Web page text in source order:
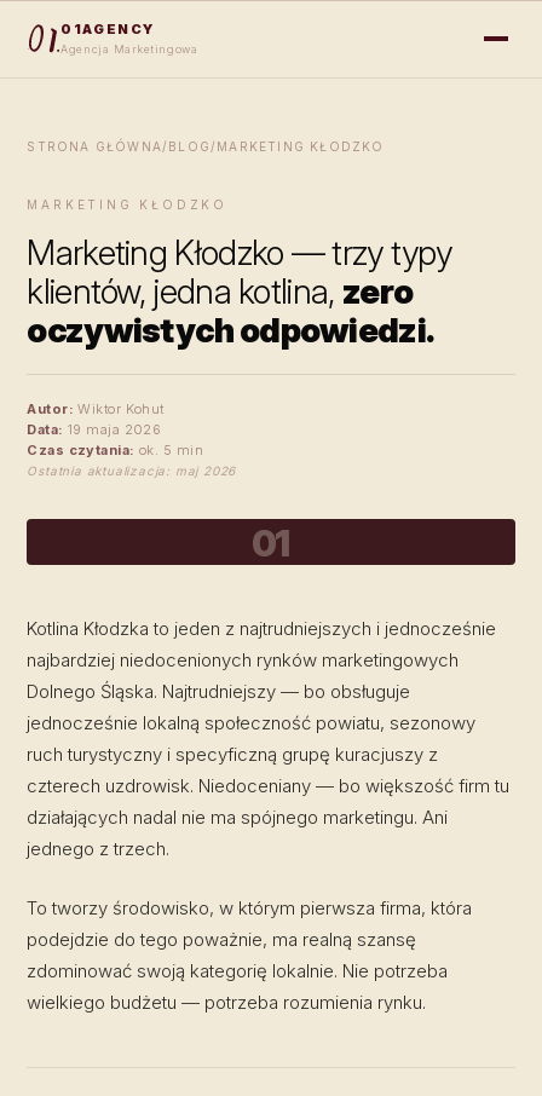
01AGENCY
Agencja Marketingowa
STRONA GŁÓWNA / BLOG / MARKETING KŁODZKO
MARKETING KŁODZKO
Marketing Kłodzko — trzy typy
klientów, jedna kotlina, zero
oczywistych odpowiedzi.
Autor: Wiktor Kohut
Data: 19 maja 2026
Czas czytania: ok. 5 min
Ostatnia aktualizacja: maj 2026
01
Kotlina Kłodzka to jeden z najtrudniejszych i jednocześnie
najbardziej niedocenionych rynków marketingowych
Dolnego Śląska. Najtrudniejszy — bo obsługuje
jednocześnie lokalną społeczność powiatu, sezonowy
ruch turystyczny i specyficzną grupę kuracjuszy z
czterech uzdrowisk. Niedoceniany — bo większość firm tu
działających nadal nie ma spójnego marketingu. Ani
jednego z trzech.
To tworzy środowisko, w którym pierwsza firma, która
podejdzie do tego poważnie, ma realną szansę
zdominować swoją kategorię lokalnie. Nie potrzeba
wielkiego budżetu — potrzeba rozumienia rynku.